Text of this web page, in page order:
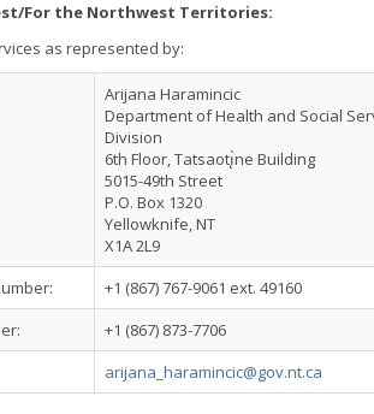
For the Northwest Territories:
as represented by:
Arijana Haramincic
Department of Health and Social
Division
6th Floor, Tatsaotı̨̀ne Building
5015-49th Street
P.O. Box 1320
Yellowknife, NT
X1A 2L9
+1 (867) 767-9061 ext. 49160
+1 (867) 873-7706
arijana_haramincic@gov.nt.ca